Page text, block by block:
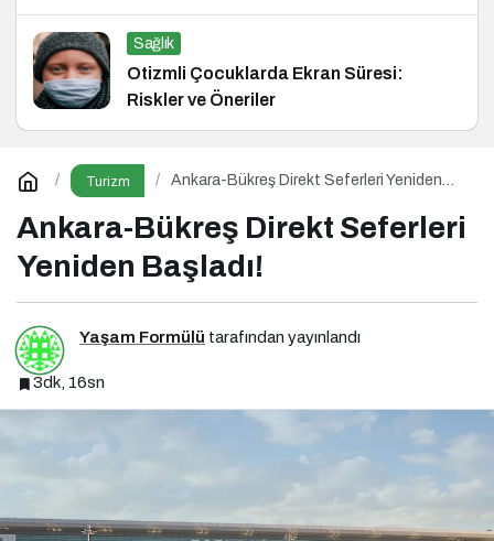
Sağlık
Otizmli Çocuklarda Ekran Süresi:
Riskler ve Öneriler
Turizm
Ankara-Bükreş Direkt Seferleri Yeniden
Ankara-Bükreş Direkt Seferleri
Yeniden Başladı!
Yaşam Formülü tarafından yayınlandı
3dk, 16sn